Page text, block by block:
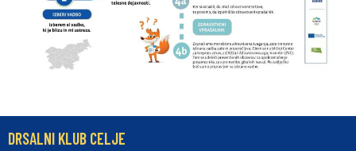
DRSALNI KLUB CELJE